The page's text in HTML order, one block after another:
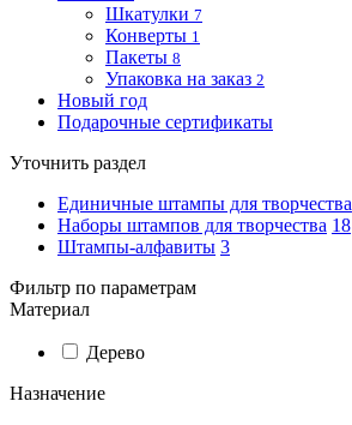
Шкатулки 7
Конверты 1
Пакеты 8
Упаковка на заказ 2
Новый год
Подарочные сертификаты
Уточнить раздел
Единичные штампы для творчества
Наборы штампов для творчества 18
Штампы-алфавиты 3
Фильтр по параметрам
Материал
Дерево
Назначение